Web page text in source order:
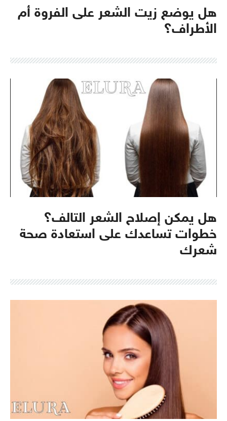
هل يوضع زيت الشعر على الفروة أم
الأطراف؟
هل يمكن إصلاح الشعر التالف؟
خطوات تساعدك على استعادة صحة
شعرك